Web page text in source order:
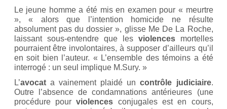
Le jeune homme a été mis en examen pour « meurtre
», « alors que l’intention homicide ne résulte
absolument pas du dossier », glisse Me De La Roche,
laissant sous-entendre que les violencesmortelles
pourraient être involontaires, à supposer d’ailleurs qu’il
en soit bien l’auteur. « L’ensemble des témoins a été
interrogé : un seul implique M.Sury. »
L’avocata vainement plaidé uncontrôle judiciaire.
Outre l’absence de condamnations antérieures (une
procédure pourviolences conjugales est en cours,